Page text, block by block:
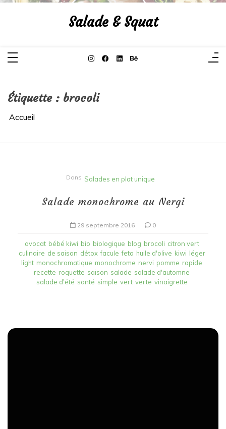
Aller
Salade & Squat
Étiquette : brocoli
Accueil
Dans Salades en plat unique
Salade monochrome au Nergi
29 septembre 2016 0
avocat bébé kiwi bio biologique blog brocoli citron vert
culinaire de saison détox facule feta huile d'olive kiwi léger
light monochromatique monochrome nervi pomme rapide
recette roquette saison salade salade d'automne
salade d'été santé simple vert verte vinaigrette